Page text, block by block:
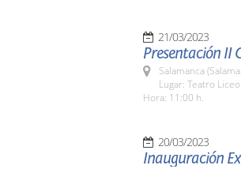
21/03/2023
Presentación II
Salamanca
Lugar: Teatro Liceo
Hora: 11:00 h.
20/03/2023
Inauguración